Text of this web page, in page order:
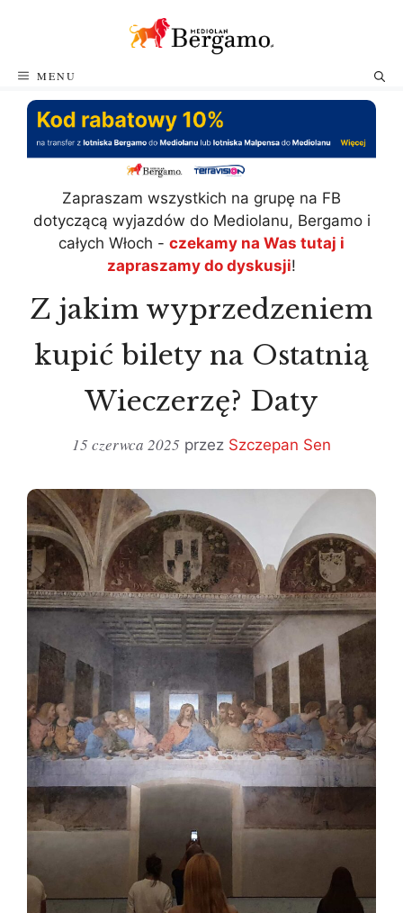
MENU
Zapraszam wszystkich na grupę na FB
dotyczącą wyjazdów do Mediolanu, Bergamo i
całych Włoch - czekamy na Was tutaj i
zapraszamy do dyskusji!
Z jakim wyprzedzeniem
kupić bilety na Ostatnią
Wieczerzę? Daty
15 czerwca 2025 przez Szczepan Sen